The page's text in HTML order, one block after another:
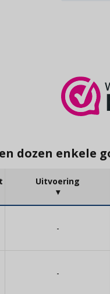
dozen enkele
Uitvoering
-
-